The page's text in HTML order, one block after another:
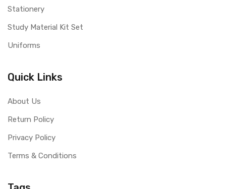
Stationery
Study Material Kit Set
Uniforms
Quick Links
About Us
Return Policy
Privacy Policy
Terms & Conditions